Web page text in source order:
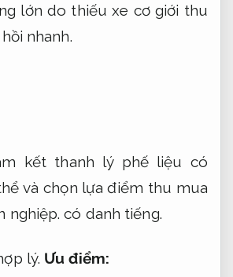
lớn do thiếu xe cơ giới thu
nhanh.
kết thanh lý phế liệu có
và chọn lựa điểm thu mua
nghiệp. có danh tiếng.
lý. Ưu điểm: